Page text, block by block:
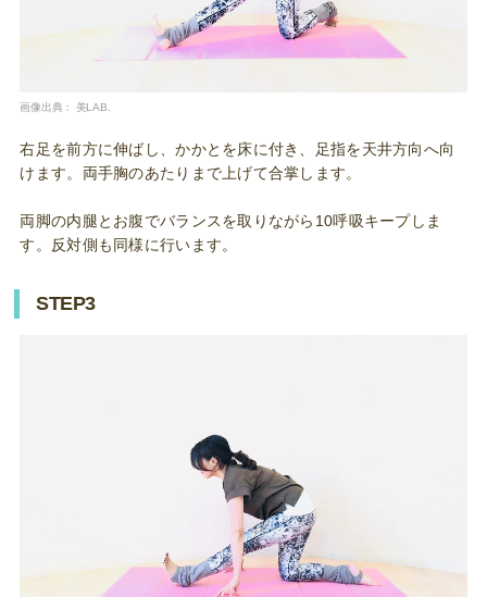
画像出典： 美LAB.
右足を前方に伸ばし、かかとを床に付き、足指を天井方向へ向
けます。両手胸のあたりまで上げて合掌します。
両脚の内腿とお腹でバランスを取りながら10呼吸キープしま
す。反対側も同様に行います。
STEP3